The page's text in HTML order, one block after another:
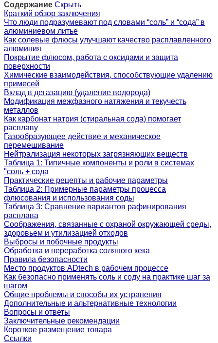
Содержание Скрыть
Краткий обзор заключения
Что люди подразумевают под словами “соль” и “сода” в
алюминиевом литье
Как солевые флюсы улучшают качество расплавленного
алюминия
Покрытие флюсом, работа с оксидами и защита
поверхности
Химические взаимодействия, способствующие удалению
примесей
Вклад в дегазацию (удаление водорода)
Модификация межфазного натяжения и текучесть
металлов
Как карбонат натрия (стиральная сода) помогает
расплаву
Газообразующее действие и механическое
перемешивание
Нейтрализация некоторых загрязняющих веществ
Таблица 1: Типичные компоненты и роли в системах
"соль + сода
Практические рецепты и рабочие параметры
Таблица 2: Примерные параметры процесса
флюсования и использования соды
Таблица 3: Сравнение вариантов рафинирования
расплава
Соображения, связанные с охраной окружающей среды,
здоровьем и утилизацией отходов
Выбросы и побочные продукты
Обработка и переработка соляного кека
Правила безопасности
Место продуктов ADtech в рабочем процессе
Как безопасно применять соль и соду на практике шаг за
шагом
Общие проблемы и способы их устранения
Дополнительные и альтернативные технологии
Вопросы и ответы
Заключительные рекомендации
Короткое размещение товара
Ссылки